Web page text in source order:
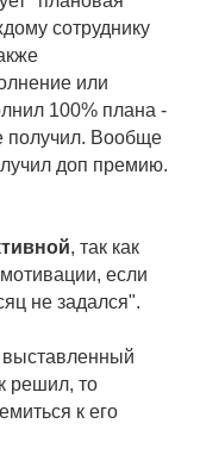
сотруднику
или
100% плана -
получил. Вообще
доп премию.
, так как
если
не задался".
выставленный
решил, то
к его